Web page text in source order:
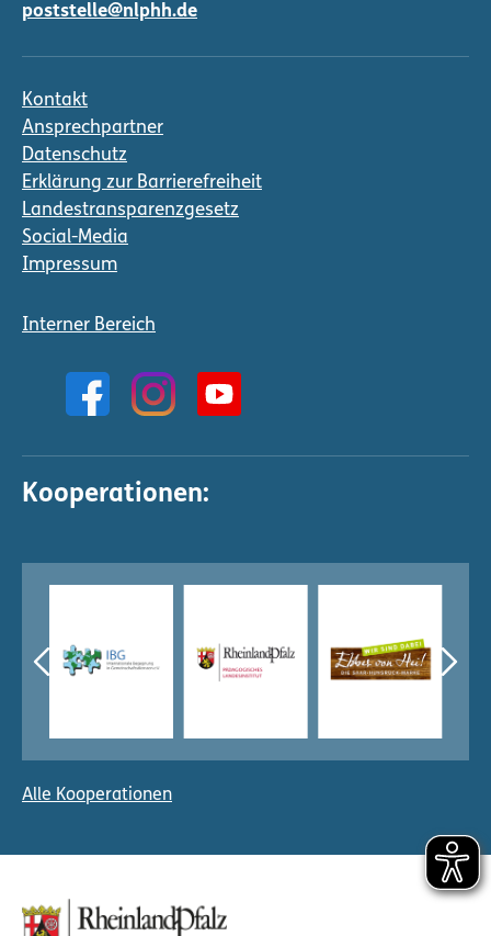
poststelle@nlphh.de
Kontakt
Ansprechpartner
Datenschutz
Erklärung zur Barrierefreiheit
Landestransparenzgesetz
Social-Media
Impressum
Interner Bereich
Kooperationen:
Alle Kooperationen